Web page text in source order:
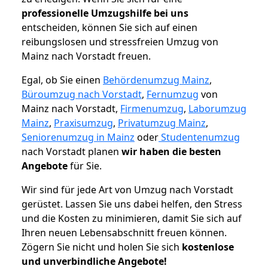
professionelle Umzugshilfe bei uns
entscheiden, können Sie sich auf einen
reibungslosen und stressfreien Umzug von
Mainz nach Vorstadt freuen.
Egal, ob Sie einen Behördenumzug Mainz,
Büroumzug nach Vorstadt, Fernumzug von
Mainz nach Vorstadt, Firmenumzug, Laborumzug
Mainz, Praxisumzug, Privatumzug Mainz,
Seniorenumzug in Mainz oderStudentenumzug
nach Vorstadt planen wir haben die besten
Angebotefür Sie.
Wir sind für jede Art von Umzug nach Vorstadt
gerüstet. Lassen Sie uns dabei helfen, den Stress
und die Kosten zu minimieren, damit Sie sich auf
Ihren neuen Lebensabschnitt freuen können.
Zögern Sie nicht und holen Sie sich kostenlose
und unverbindliche Angebote!